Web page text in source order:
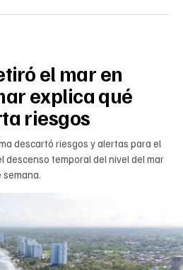
el mar en
explica qué
riesgos
descartó riesgos y alertas para el
descenso temporal del nivel del mar